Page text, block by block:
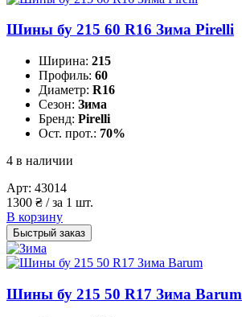
Шины бу 215 60 R16 Зима Pirelli
Ширина: 215
Профиль: 60
Диаметр: R16
Сезон: Зима
Бренд: Pirelli
Ост. прот.: 70%
4 в наличии
Арт: 43014
1300 ₴ / за 1 шт.
В корзину
Быстрый заказ
Шины бу 215 50 R17 Зима Barum